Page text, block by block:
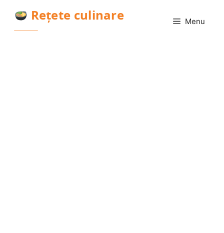
conținut
Rețete culinare Menu